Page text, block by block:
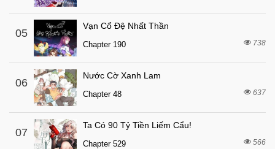
05
Vạn Cổ Đệ Nhất Thần
Chapter 190 738
06
Nước Cờ Xanh Lam
Chapter 48 637
07
Ta Có 90 Tỷ Tiền Liếm Cẩu!
Chapter 529 566